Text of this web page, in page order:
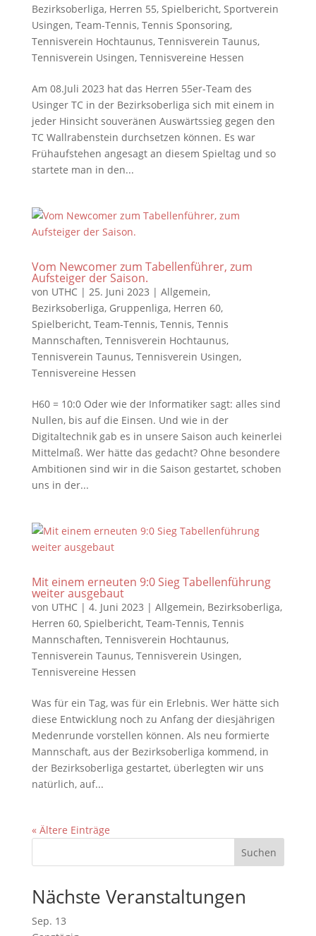
Bezirksoberliga, Herren 55, Spielbericht, Sportverein
Usingen, Team-Tennis, Tennis Sponsoring,
Tennisverein Hochtaunus, Tennisverein Taunus,
Tennisverein Usingen, Tennisvereine Hessen
Am 08.Juli 2023 hat das Herren 55er-Team des
Usinger TC in der Bezirksoberliga sich mit einem in
jeder Hinsicht souveränen Auswärtssieg gegen den
TC Wallrabenstein durchsetzen können. Es war
Frühaufstehen angesagt an diesem Spieltag und so
startete man in den...
Vom Newcomer zum Tabellenführer, zum
Aufsteiger der Saison.
von UTHC| 25. Juni 2023 | Allgemein,
Bezirksoberliga, Gruppenliga, Herren 60,
Spielbericht, Team-Tennis, Tennis, Tennis
Mannschaften, Tennisverein Hochtaunus,
Tennisverein Taunus, Tennisverein Usingen,
Tennisvereine Hessen
H60 = 10:0 Oder wie der Informatiker sagt: alles sind
Nullen, bis auf die Einsen. Und wie in der
Digitaltechnik gab es in unsere Saison auch keinerlei
Mittelmaß. Wer hätte das gedacht? Ohne besondere
Ambitionen sind wir in die Saison gestartet, schoben
uns in der...
Mit einem erneuten 9:0 Sieg Tabellenführung
weiter ausgebaut
von UTHC| 4. Juni 2023 | Allgemein, Bezirksoberliga,
Herren 60, Spielbericht, Team-Tennis, Tennis
Mannschaften, Tennisverein Hochtaunus,
Tennisverein Taunus, Tennisverein Usingen,
Tennisvereine Hessen
Was für ein Tag, was für ein Erlebnis. Wer hätte sich
diese Entwicklung noch zu Anfang der diesjährigen
Medenrunde vorstellen können. Als neu formierte
Mannschaft, aus der Bezirksoberliga kommend, in
der Bezirksoberliga gestartet, überlegten wir uns
natürlich, auf...
« Ältere Einträge
Nächste Veranstaltungen
Sep. 13